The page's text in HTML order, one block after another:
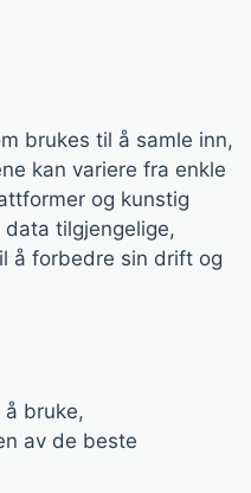
brukes til å samle inn,
kan variere fra enkle
og kunstig
tilgjengelige,
å forbedre sin drift og
bruke,
av de beste